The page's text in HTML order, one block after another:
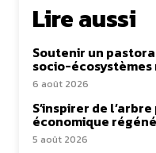
Lire aussi
Soutenir un
socio-
6 août 2026
S’inspirer de
économique
5 août 2026